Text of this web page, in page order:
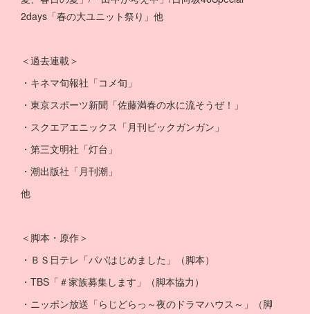
2days「春の大ユニット祭り」他
＜過去連載＞
・キネマ旬報社「コメ旬」
・東京スポーツ新聞「佐藤満春の水に流そうぜ！」
・スクエアエニックス「月刊ビックガンガン」
・第三文明社「灯台」
・潮出版社「月刊潮」
他
＜脚本・原作＞
・ＢＳ日テレ「パパはじめました」（脚本）
・TBS「＃家族募集します」（脚本協力）
・ニッポン放送「らじどらっ～夜のドラマハウス～」（脚